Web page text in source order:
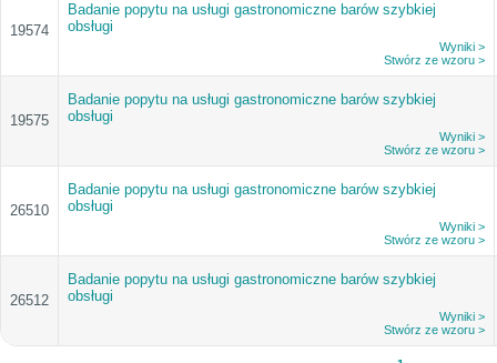
19574
Badanie popytu na usługi gastronomiczne barów szybkiej
obsługi
Wyniki >
Stwórz ze wzoru >
19575
Badanie popytu na usługi gastronomiczne barów szybkiej
obsługi
Wyniki >
Stwórz ze wzoru >
26510
Badanie popytu na usługi gastronomiczne barów szybkiej
obsługi
Wyniki >
Stwórz ze wzoru >
26512
Badanie popytu na usługi gastronomiczne barów szybkiej
obsługi
Wyniki >
Stwórz ze wzoru >